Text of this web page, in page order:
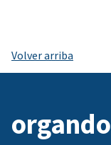
Volver arriba